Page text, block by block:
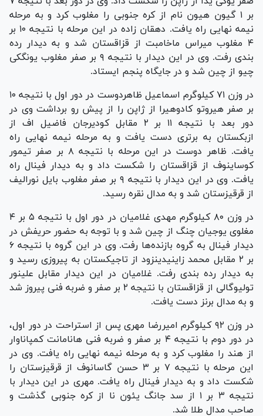
بر ۱ گیون هیون نام از کره جنوبی را مغلوب کرد و به مرحله
نیمه نهایی راه یافت. دهقان زاده در این مرحله با نتیجه ۱۰ بر
۴ مغلوب میراس ماخامبت از قزاقستان شد و به دیدار رده
بندی رفت. وی در این دیدار با نتیجه ۹ بر صفر مغلوب یونگکی
چیو از چین شد و در جایگاه پنجم ایستاد.
در وزن ۷۱ کیلوگرم اسماعیل ظاهردوست در دور اول با نتیجه ۱۰
بر صفر هیروتو کادوهیرا از ژاپن را از پیش رو برداشت وی در
دور بعد با نتیجه ۱۱ بر ۲ مقابل کودیرجان فاضیل اف از
ازبکستان به برتری دست یافت و به مرحله نیمه نهایی راه
یافت. ظاهر دوست در این مرحله با نتیجه ۸ بر صفر تیمور
کوساینوف از قزاقستان را شکست داد و به دیدار فینال راه
یافت. وی در این دیدار با نتیجه ۹ بر صفر مغلوب بایل نورالیف
از قرقیزستان شد و به مدال نقره رسید.
در وزن ۸۰ کیلوگرم مهدی غلامیان در دور اول با نتیجه ۵ بر ۴
مغلوی یوجیان چنگ از چین شد و با توجه به حضور حریفش در
دیدار فینال به گروه بازنده‌ها رفت. وی در این گروه با نتیجه ۶
بر ۲ مقابل محمد زاینیدینزود از تاجیکستان به پیروزی رسید و
به دیدار رده بندی رفت. غلامیان در این دیدار مقابل علینور
تولیوگالی از قزاقستان با نتیجه ۲ بر صفر و ضربه فنی پیروز شد
و به مدال برنز دست یافت.
در وزن ۹۲ کیلوگرم امیررضا مهری پس از استراحت در دور اول،
در دور دوم با نتیجه ۴ بر صفر و ضربه فنی هانامانت کمپاناوار
از هند را مغلوب کرد و به مرحله نیمه نهایی راه یافت. وی در
این مرحله با نتیجه ۷ بر ۳ حسن گاسانوف از قرقیزستان را
شکست داد و به دیدار فینال راه یافت. مهری در این دیدار با
نتیجه ۳ بر ۱ از سد جانگ یئون نا از کره جنوبی گذشت و
صاحب مدال طلا شد.